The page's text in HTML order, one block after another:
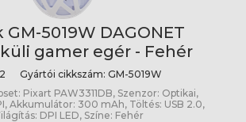
5019W DAGONET
gamer egér - Fehér
Gyártói cikkszám: GM-5019W
Pixart PAW3311DB, Szenzor: Optikai,
Akkumulátor: 300 mAh, Töltés: USB 2.0,
DPI LED, Színe: Fehér